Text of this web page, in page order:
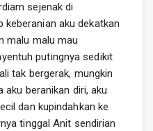
sejenak di
keberanian aku dekatkan
malu malu mau
putingnya sedikit
tak bergerak, mungkin
aku beranikan diri, aku
dan kupindahkan ke
tinggal Anit sendirian